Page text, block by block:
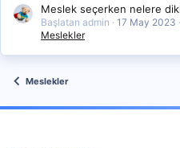
Meslek seçerken nelere
Başlatan admin 17 May 2023
Meslekler
Meslekler